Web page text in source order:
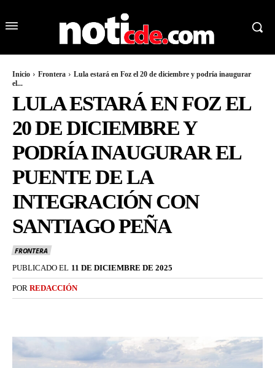
Inicio Frontera
Lula estará en Foz el 20 de diciembre y podría inaugurar
el...
LULA ESTARÁ EN FOZ EL
20 DE DICIEMBRE Y
PODRÍA INAUGURAR EL
PUENTE DE LA
INTEGRACIÓN CON
SANTIAGO PEÑA
FRONTERA
PUBLICADO EL 11 DE DICIEMBRE DE 2025
POR REDACCIÓN